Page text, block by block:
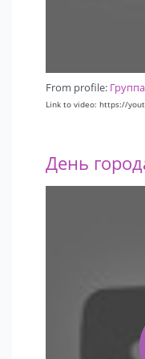
From profile:
Link to video: https://
День